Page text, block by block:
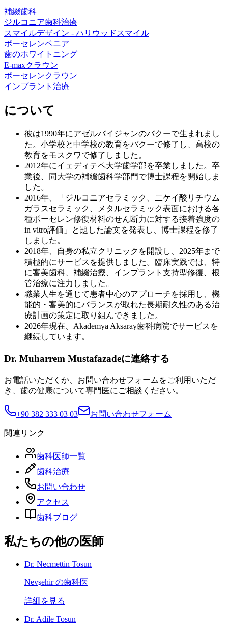
補綴歯科
ジルコニア歯科治療
スマイルデザイン - ハリウッドスマイル
ポーセレンベニア
歯のホワイトニング
E-maxクラウン
ポーセレンクラウン
インプラント治療
について
彼は1990年にアゼルバイジャンのバクーで生まれまし
た。小学校と中学校の教育をバクーで修了し、高校の
教育をモスクワで修了しました。
2012年にイェディテペ大学歯学部を卒業しました。卒
業後、同大学の補綴歯科学部門で博士課程を開始しま
した。
2016年、「ジルコニアセラミック、二ケイ酸リチウム
ガラスセラミック、メタルセラミック表面における各
種ポーセレン修復材料のせん断力に対する接着強度の
in vitro評価」と題した論文を発表し、博士課程を修了
しました。
2018年、自身の私立クリニックを開設し、2025年まで
積極的にサービスを提供しました。臨床実践では、特
に審美歯科、補綴治療、インプラント支持型修復、根
管治療に注力しました。
職業人生を通じて患者中心のアプローチを採用し、機
能的・審美的にバランスが取れた長期耐久性のある治
療計画の策定に取り組んできました。
2026年現在、Akademya Aksaray歯科病院でサービスを
継続しています。
Dr. Muharrem Mustafazadeに連絡する
お電話いただくか、お問い合わせフォームをご利用いただ
き、歯の健康について専門医にご相談ください。
+90 382 333 03 03 お問い合わせフォーム
関連リンク
歯科医師一覧
歯科治療
お問い合わせ
アクセス
歯科ブログ
私たちの他の医師
Dr. Necmettin Tosun
Nevşehir の歯科医
詳細を見る
Dr. Adile Tosun